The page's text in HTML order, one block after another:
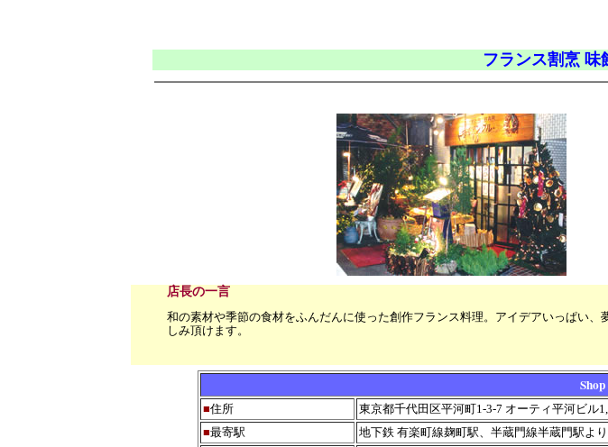
フランス割烹 味
店長の一言
和の素材や季節の食材をふんだんに使った創作フランス料理。アイデアいっぱい
しみ頂けます。
■住所
東京都千代田区平河町1-3-7 オーティ平河ビル
■最寄駅
地下鉄 有楽町線麹町駅、半蔵門線半蔵門駅よ